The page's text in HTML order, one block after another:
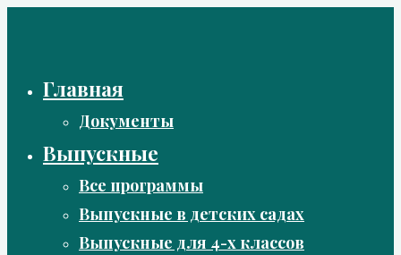
Главная
Документы
Выпускные
Все программы
Выпускные в детских садах
Выпускные для 4-х классов